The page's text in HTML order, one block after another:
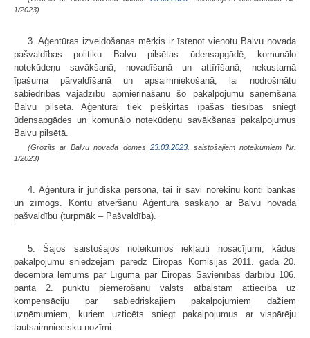
1/2023)
3. Aģentūras izveidošanas mērķis ir īstenot vienotu Balvu novada
pašvaldības politiku Balvu pilsētas ūdensapgādē, komunālo
notekūdeņu savākšanā, novadīšanā un attīrīšanā, nekustamā
īpašuma pārvaldīšanā un apsaimniekošanā, lai nodrošinātu
sabiedrības vajadzību apmierināšanu šo pakalpojumu saņemšanā
Balvu pilsētā. Aģentūrai tiek piešķirtas īpašas tiesības sniegt
ūdensapgādes un komunālo notekūdeņu savākšanas pakalpojumus
Balvu pilsētā.
(Grozīts ar Balvu novada domes 23.03.2023.
saistošajiem noteikumiem Nr.
1/2023)
4. Aģentūra ir juridiska persona, tai ir savi norēķinu konti bankās
un zīmogs. Kontu atvēršanu Aģentūra saskaņo ar Balvu novada
pašvaldību (turpmāk – Pašvaldība).
5. Šajos saistošajos noteikumos iekļauti nosacījumi, kādus
pakalpojumu sniedzējam paredz Eiropas Komisijas 2011. gada 20.
decembra lēmums par Līguma par Eiropas Savienības darbību 106.
panta 2. punktu piemērošanu valsts atbalstam attiecībā uz
kompensāciju par sabiedriskajiem pakalpojumiem dažiem
uzņēmumiem, kuriem uzticēts sniegt pakalpojumus ar vispārēju
tautsaimniecisku nozīmi.